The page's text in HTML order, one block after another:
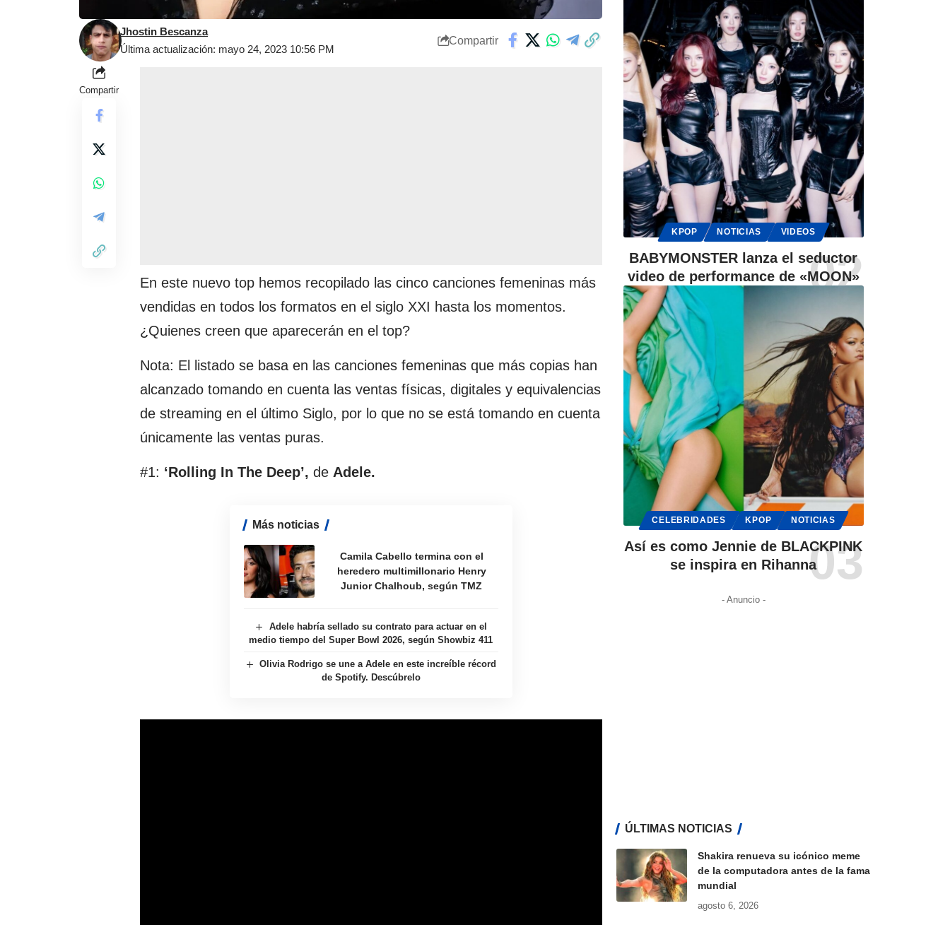
Última actualización: mayo 24, 2023 10:56 PM
Jhostin Bescanza
Compartir
Compartir
En este nuevo top hemos recopilado las cinco canciones femeninas más
vendidas en todos los formatos en el siglo XXI hasta los momentos.
¿Quienes creen que aparecerán en el top?
Nota: El listado se basa en las canciones femeninas que más copias han
alcanzado tomando en cuenta las ventas físicas, digitales y equivalencias
de streaming en el último Siglo, por lo que no se está tomando en cuenta
únicamente las ventas puras.
#1: ‘Rolling In The Deep’, de Adele.
Más noticias
Camila Cabello termina con el
heredero multimillonario Henry
Junior Chalhoub, según TMZ
Adele habría sellado su contrato para actuar en el
medio tiempo del Super Bowl 2026, según Showbiz 411
Olivia Rodrigo se une a Adele en este increíble récord
de Spotify. Descúbrelo
KPOP NOTICIAS VIDEOS
BABYMONSTER lanza el seductor
video de performance de «MOON»
CELEBRIDADES KPOP NOTICIAS
Así es como Jennie de BLACKPINK
se inspira en Rihanna
- Anuncio -
ÚLTIMAS NOTICIAS
Shakira renueva su icónico meme
de la computadora antes de la fama
mundial
agosto 6, 2026